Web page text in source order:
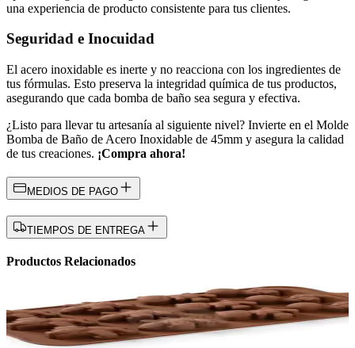
una experiencia de producto consistente para tus clientes.
Seguridad e Inocuidad
El acero inoxidable es inerte y no reacciona con los ingredientes de
tus fórmulas. Esto preserva la integridad química de tus productos,
asegurando que cada bomba de baño sea segura y efectiva.
¿Listo para llevar tu artesanía al siguiente nivel? Invierte en el Molde
Bomba de Baño de Acero Inoxidable de 45mm y asegura la calidad
de tus creaciones. ¡Compra ahora!
MEDIOS DE PAGO
TIEMPOS DE ENTREGA
Productos Relacionados